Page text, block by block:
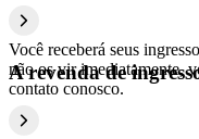
Você receberá seus
não os vir imediatamente,
contato conosco.
A revenda de